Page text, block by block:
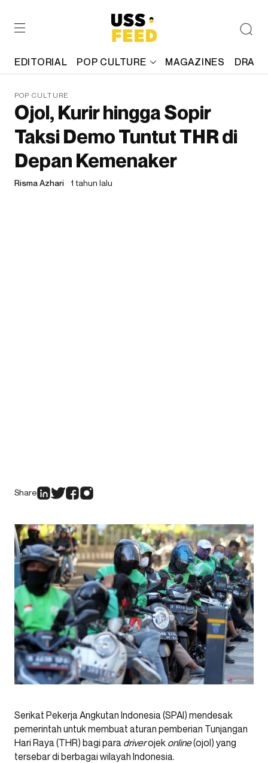
EDITORIAL POP CULTURE MAGAZINES
POP CULTURE
Ojol, Kurir hingga Sopir
Taksi Demo Tuntut THR di
Depan Kemenaker
Risma Azhari 1 tahun lalu
Share
Serikat Pekerja Angkutan Indonesia (SPAI) mendesak
pemerintah untuk membuat aturan pemberian Tunjangan
Hari Raya (THR) bagi para driverojek online(ojol) yang
tersebar di berbagai wilayah Indonesia.